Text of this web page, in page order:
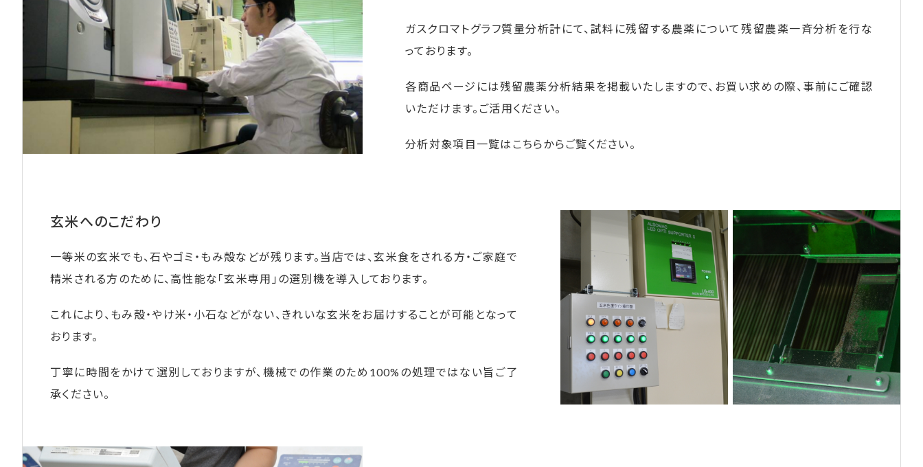
ガスクロマトグラフ質量分析計にて、試料に残留する農薬について残留農薬一斉分析を行な
っております。
各商品ページには残留農薬分析結果を掲載いたしますので、お買い求めの際、事前にご確認
いただけます。ご活用ください。
分析対象項目一覧は こちらからご覧ください。
玄米へのこだわり
一等米の玄米でも、石やゴミ・もみ殻などが残ります。当店では、玄米食をされる方・ご家庭で
精米される方のために、高性能な「玄米専用」の選別機を導入しております。
これにより、もみ殻・やけ米・小石などがない、きれいな玄米をお届けすることが可能となって
おります。
丁寧に時間をかけて選別しておりますが、機械での作業のため100%の処理ではない旨ご了
承ください。